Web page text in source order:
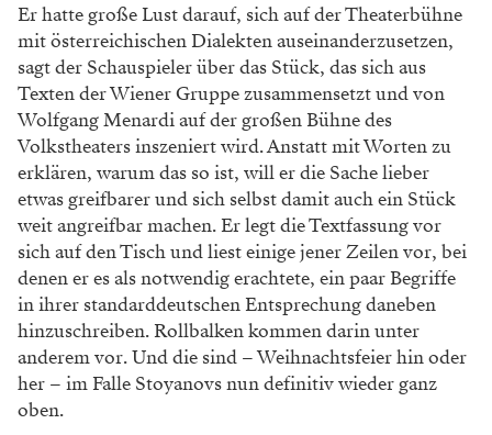
Er hatte große Lust darauf, sich auf der Theaterbühne
mit österreichischen Dialekten auseinanderzusetzen,
sagt der Schauspieler über das Stück, das sich aus
Texten der Wiener Gruppe zusammensetzt und von
Wolfgang Menardi auf der großen Bühne des
Volkstheaters inszeniert wird. Anstatt mit Worten zu
erklären, warum das so ist, will er die Sache lieber
etwas greifbarer und sich selbst damit auch ein Stück
weit angreifbar machen. Er legt die Textfassung vor
sich auf den Tisch und liest einige jener Zeilen vor, bei
denen er es als notwendig erachtete, ein paar Begriffe
in ihrer standarddeutschen Entsprechung daneben
hinzuschreiben. Rollbalken kommen darin unter
anderem vor. Und die sind – Weihnachtsfeier hin oder
her – im Falle Stoyanovs nun definitiv wieder ganz
oben.